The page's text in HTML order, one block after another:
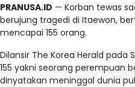
PRANUSA.ID — Korban tewas
berujung tragedi di Itaewon,
mencapai 155 orang.
Dilansir The Korea Herald pada
155 yakni seorang perempuan
dinyatakan meninggal dunia